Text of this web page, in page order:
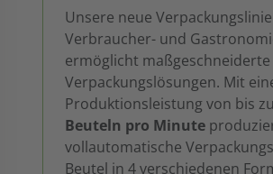
Unsere neue
Verbraucher- und
ermöglicht maßgeschneiderte
Verpackungslösungen. Mit
Produktionsleistung von bis
Beuteln pro Minute
vollautomatische
Beutel in 4 verschiedenen